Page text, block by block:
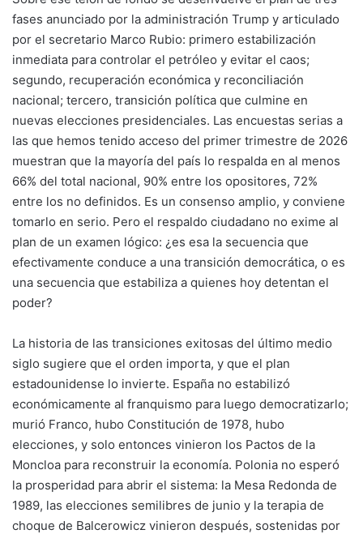
fases anunciado por la administración Trump y articulado
por el secretario Marco Rubio: primero estabilización
inmediata para controlar el petróleo y evitar el caos;
segundo, recuperación económica y reconciliación
nacional; tercero, transición política que culmine en
nuevas elecciones presidenciales. Las encuestas serias a
las que hemos tenido acceso del primer trimestre de 2026
muestran que la mayoría del país lo respalda en al menos
66% del total nacional, 90% entre los opositores, 72%
entre los no definidos. Es un consenso amplio, y conviene
tomarlo en serio. Pero el respaldo ciudadano no exime al
plan de un examen lógico: ¿es esa la secuencia que
efectivamente conduce a una transición democrática, o es
una secuencia que estabiliza a quienes hoy detentan el
poder?
La historia de las transiciones exitosas del último medio
siglo sugiere que el orden importa, y que el plan
estadounidense lo invierte. España no estabilizó
económicamente al franquismo para luego democratizarlo;
murió Franco, hubo Constitución de 1978, hubo
elecciones, y solo entonces vinieron los Pactos de la
Moncloa para reconstruir la economía. Polonia no esperó
la prosperidad para abrir el sistema: la Mesa Redonda de
1989, las elecciones semilibres de junio y la terapia de
choque de Balcerowicz vinieron después, sostenidas por